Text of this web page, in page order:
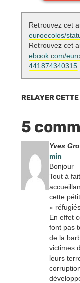
Retrouvez cet
euroecolos/
Retrouvez cet
ebook.com/
441874340315
RELAYER
5
Yves
min
Bonjour
Tout à
cette
«
En effet
font pas
de la
victimes
leurs